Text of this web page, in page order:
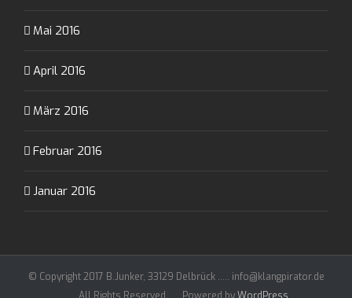
Mai 2016
April 2016
März 2016
Februar 2016
Januar 2016
© Copyright 2017 B.Junker, 33129 Delbrück ..... info@klangpirator.de